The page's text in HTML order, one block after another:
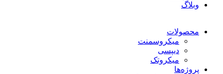
وبلاگ
محصولات
میکروسمنت
دیپسی
میکروتک
پروژه‌ها